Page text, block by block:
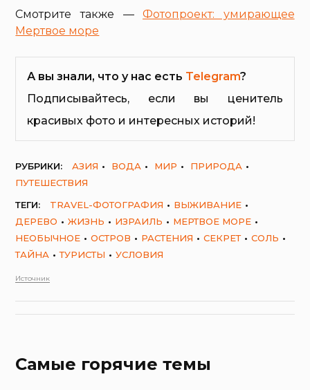
Смотрите также —Фотопроект: умирающее
Мертвое море
А вы знали, что у нас есть Telegram?
Подписывайтесь, если вы ценитель
красивых фото и интересных историй!
РУБРИКИ: АЗИЯ ВОДА МИР
ПРИРОДА
ПУТЕШЕСТВИЯ
ТЕГИ:
TRAVEL-ФОТОГРАФИЯ
ВЫЖИВАНИЕ
ДЕРЕВО
ЖИЗНЬ ИЗРАИЛЬ
МЕРТВОЕ МОРЕ
НЕОБЫЧНОЕ
ОСТРОВ РАСТЕНИЯ СЕКРЕТ
СОЛЬ
ТАЙНА
ТУРИСТЫ УСЛОВИЯ
Источник
Самые горячие темы